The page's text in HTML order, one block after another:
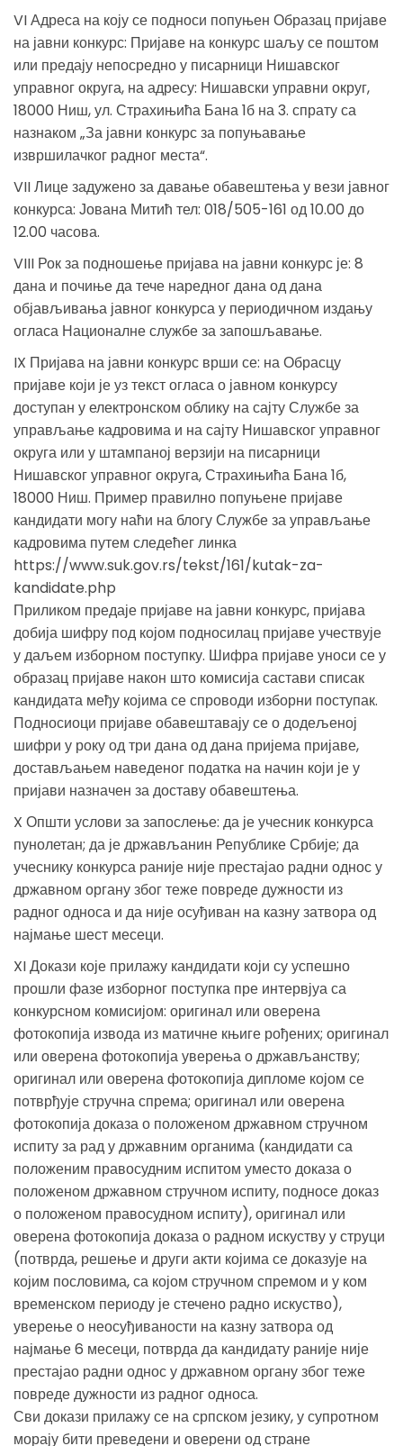
VI Адреса на коју се подноси попуњен Образац пријаве
на јавни конкурс: Пријаве на конкурс шаљу се поштом
или предају непосредно у писарници Нишавског
управног округа, на адресу: Нишавски управни округ,
18000 Ниш, ул. Страхињића Бана 1б на 3. спрату са
назнаком „За јавни конкурс за попуњавање
извршилачког радног места“.
VII Лице задужено за давање обавештења у вези јавног
конкурса: Јована Митић тел: 018/505-161 од 10.00 до
12.00 часова.
VIII Рок за подношење пријава на јавни конкурс је: 8
дана и почиње да тече наредног дана од дана
објављивања јавног конкурса у периодичном издању
огласа Националне службе за запошљавање.
IX Пријава на јавни конкурс врши се: на Обрасцу
пријаве који је уз текст огласа о јавном конкурсу
доступан у електронском облику на сајту Службе за
управљање кадровима и на сајту Нишавског управног
округа или у штампаној верзији на писарници
Нишавског управног округа, Страхињића Бана 1б,
18000 Ниш. Пример правилно попуњене пријаве
кандидати могу наћи на блогу Службе за управљање
кадровима путем следећег линка
https://www.suk.gov.rs/tekst/161/kutak-za-
kandidate.php
Приликом предаје пријаве на јавни конкурс, пријава
добија шифру под којом подносилац пријаве учествује
у даљем изборном поступку. Шифра пријаве уноси се у
образац пријаве након што комисија састави списак
кандидата међу којима се спроводи изборни поступак.
Подносиоци пријаве обавештавају се о додељеној
шифри у року од три дана од дана пријема пријаве,
достављањем наведеног податка на начин који је у
пријави назначен за доставу обавештења.
X Општи услови за запослење: да је учесник конкурса
пунолетан; да је држављанин Републике Србије; да
учеснику конкурса раније није престајао радни однос у
државном органу због теже повреде дужности из
радног односа и да није осуђиван на казну затвора од
најмање шест месеци.
XI Докази које прилажу кандидати који су успешно
прошли фазе изборног поступка пре интервјуа са
конкурсном комисијом: оригинал или оверена
фотокопија извода из матичне књиге рођених; оригинал
или оверена фотокопија уверења о држављанству;
оригинал или оверена фотокопија дипломе којом се
потврђује стручна спрема; оригинал или оверена
фотокопија доказа о положеном државном стручном
испиту за рад у државним органима (кандидати са
положеним правосудним испитом уместо доказа о
положеном државном стручном испиту, подносе доказ
о положеном правосудном испиту), оригинал или
оверена фотокопија доказа о радном искуству у струци
(потврда, решење и други акти којима се доказује на
којим пословима, са којом стручном спремом и у ком
временском периоду је стечено радно искуство),
уверење о неосуђиваности на казну затвора од
најмање 6 месеци, потврда да кандидату раније није
престајао радни однос у државном органу због теже
повреде дужности из радног односа.
Сви докази прилажу се на српском језику, у супротном
морају бити преведени и оверени од стране